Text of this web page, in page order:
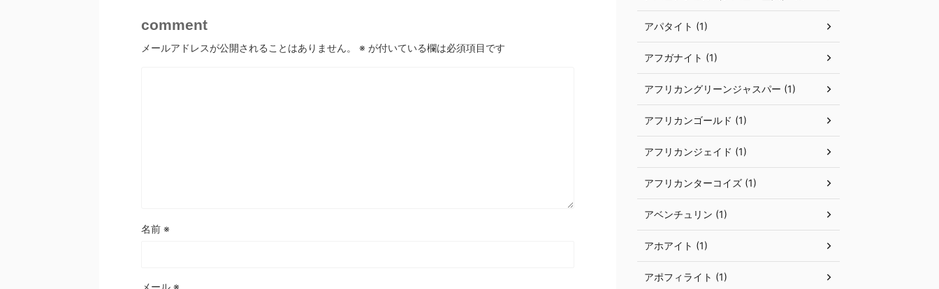
comment
メールアドレスが公開されることはありません。 ※ が付いている欄は必須項目です
名前 ※
アパタイト (1)
アフガナイト (1)
アフリカングリーンジャスパー (1)
アフリカンゴールド (1)
アフリカンジェイド (1)
アフリカンターコイズ (1)
アベンチュリン (1)
アホアイト (1)
アポフィライト (1)